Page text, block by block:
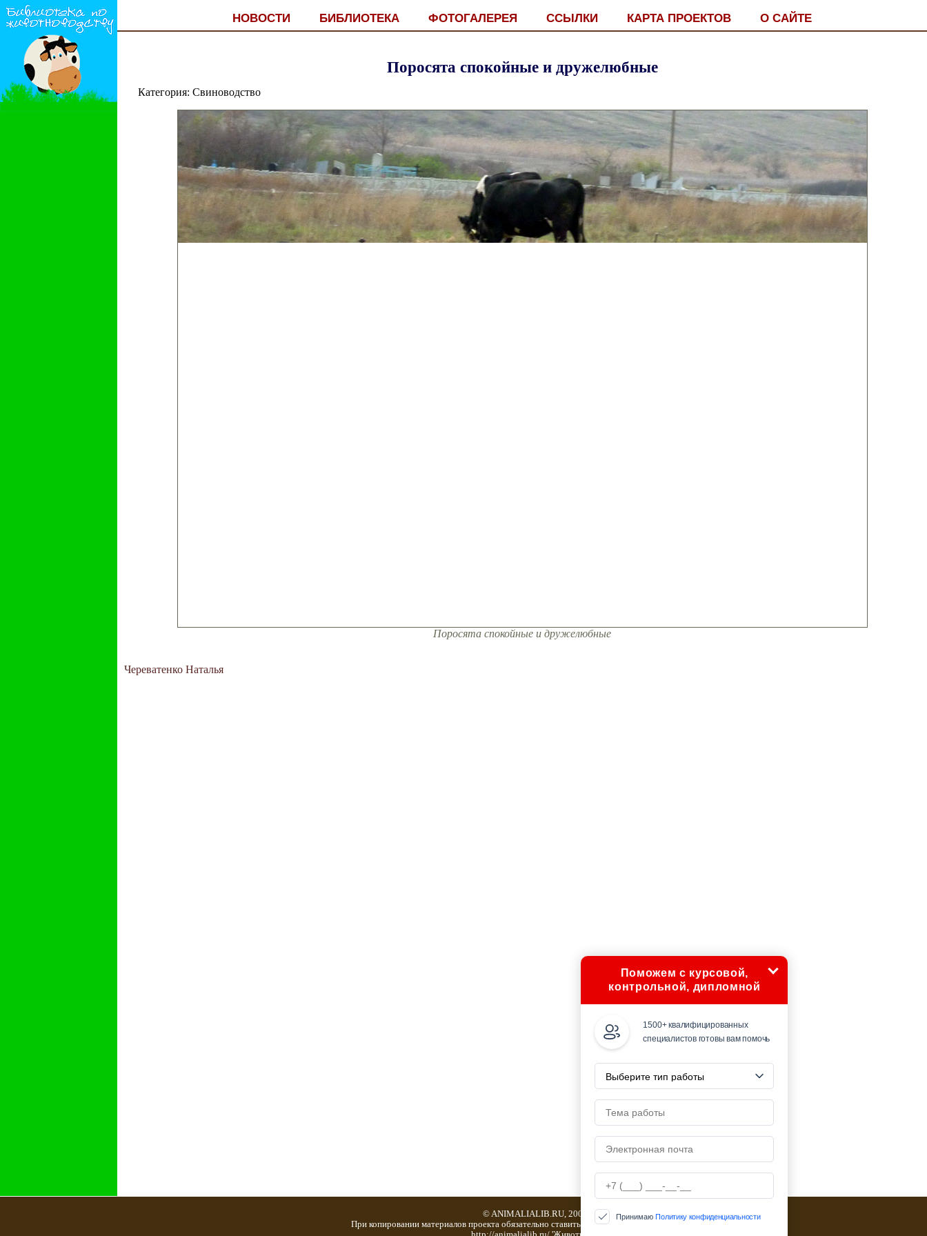
НОВОСТИ БИБЛИОТЕКА ФОТОГАЛЕРЕЯ ССЫЛКИ КАРТА ПРОЕКТОВ О САЙТЕ
Поросята спокойные и дружелюбные
Категория: Свиноводство
Поросята спокойные и дружелюбные
Череватенко Наталья
© ANIMALIALIB.RU, 2001-2019
При копировании материалов проекта обязательно ставить активную ссылку на страницу источник:
Поможем с курсовой,
контрольной, дипломной
1500+ квалифицированных
специалистов готовы вам помочь
Принимаю Политику конфиденциальности